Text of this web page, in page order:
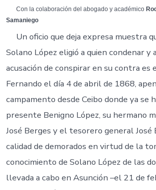
Con la colaboración del abogado y académico
Samaniego
Un oficio que deja expresa muestra
Solano López eligió a quien condenar y
acusación de conspirar en su contra es
Fernando el día 4 de abril de 1868,
campamento desde Ceibo donde ya se
presente Benigno López, su hermano
José Berges y el tesorero general José
calidad de demorados en virtud de la
conocimiento de Solano López de las
llevada a cabo en Asunción –el 21 de